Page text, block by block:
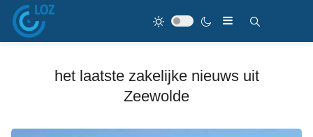
het laatste zakelijke nieuws uit
Zeewolde